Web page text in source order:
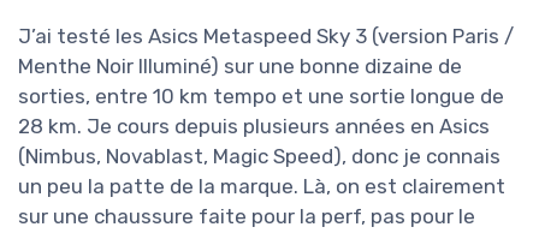
J’ai testé les Asics Metaspeed Sky 3 (version Paris /
Menthe Noir Illuminé) sur une bonne dizaine de
sorties, entre 10 km tempo et une sortie longue de
28 km. Je cours depuis plusieurs années en Asics
(Nimbus, Novablast, Magic Speed), donc je connais
un peu la patte de la marque. Là, on est clairement
sur une chaussure faite pour la perf, pas pour le